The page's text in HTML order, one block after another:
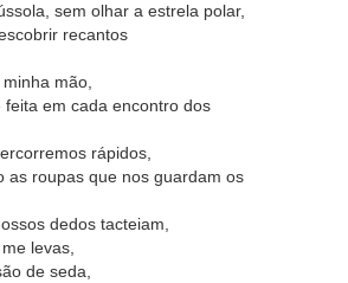
sem olhar a estrela polar,
recantos
mão,
feita em cada encontro dos
rápidos,
as roupas que nos guardam os
dedos tacteiam,
levas,
de seda,